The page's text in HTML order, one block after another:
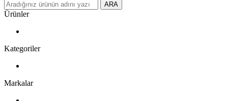
ARA
Ürünler
Kategoriler
Markalar